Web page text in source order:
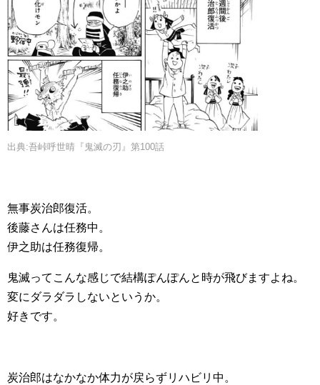
出典:吾峠呼世晴『鬼滅の刃』第100話
無事炭治郎復活。
後藤さんは任務中。
伊之助は任務復帰。
鬼滅ってこんな感じで結構ぽんぽんと時が飛びますよね。
変にダラダラしないというか。
好きです。
炭治郎はなかなか体力が戻らずリハビリ中。